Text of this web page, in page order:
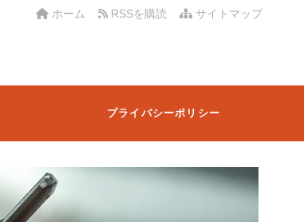
サイトマップ
RSSを購読
ホーム
プライバシーポリシー